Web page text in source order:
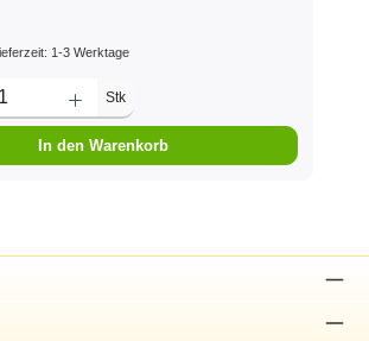
1-3 Werktage
Stk
In den Warenkorb